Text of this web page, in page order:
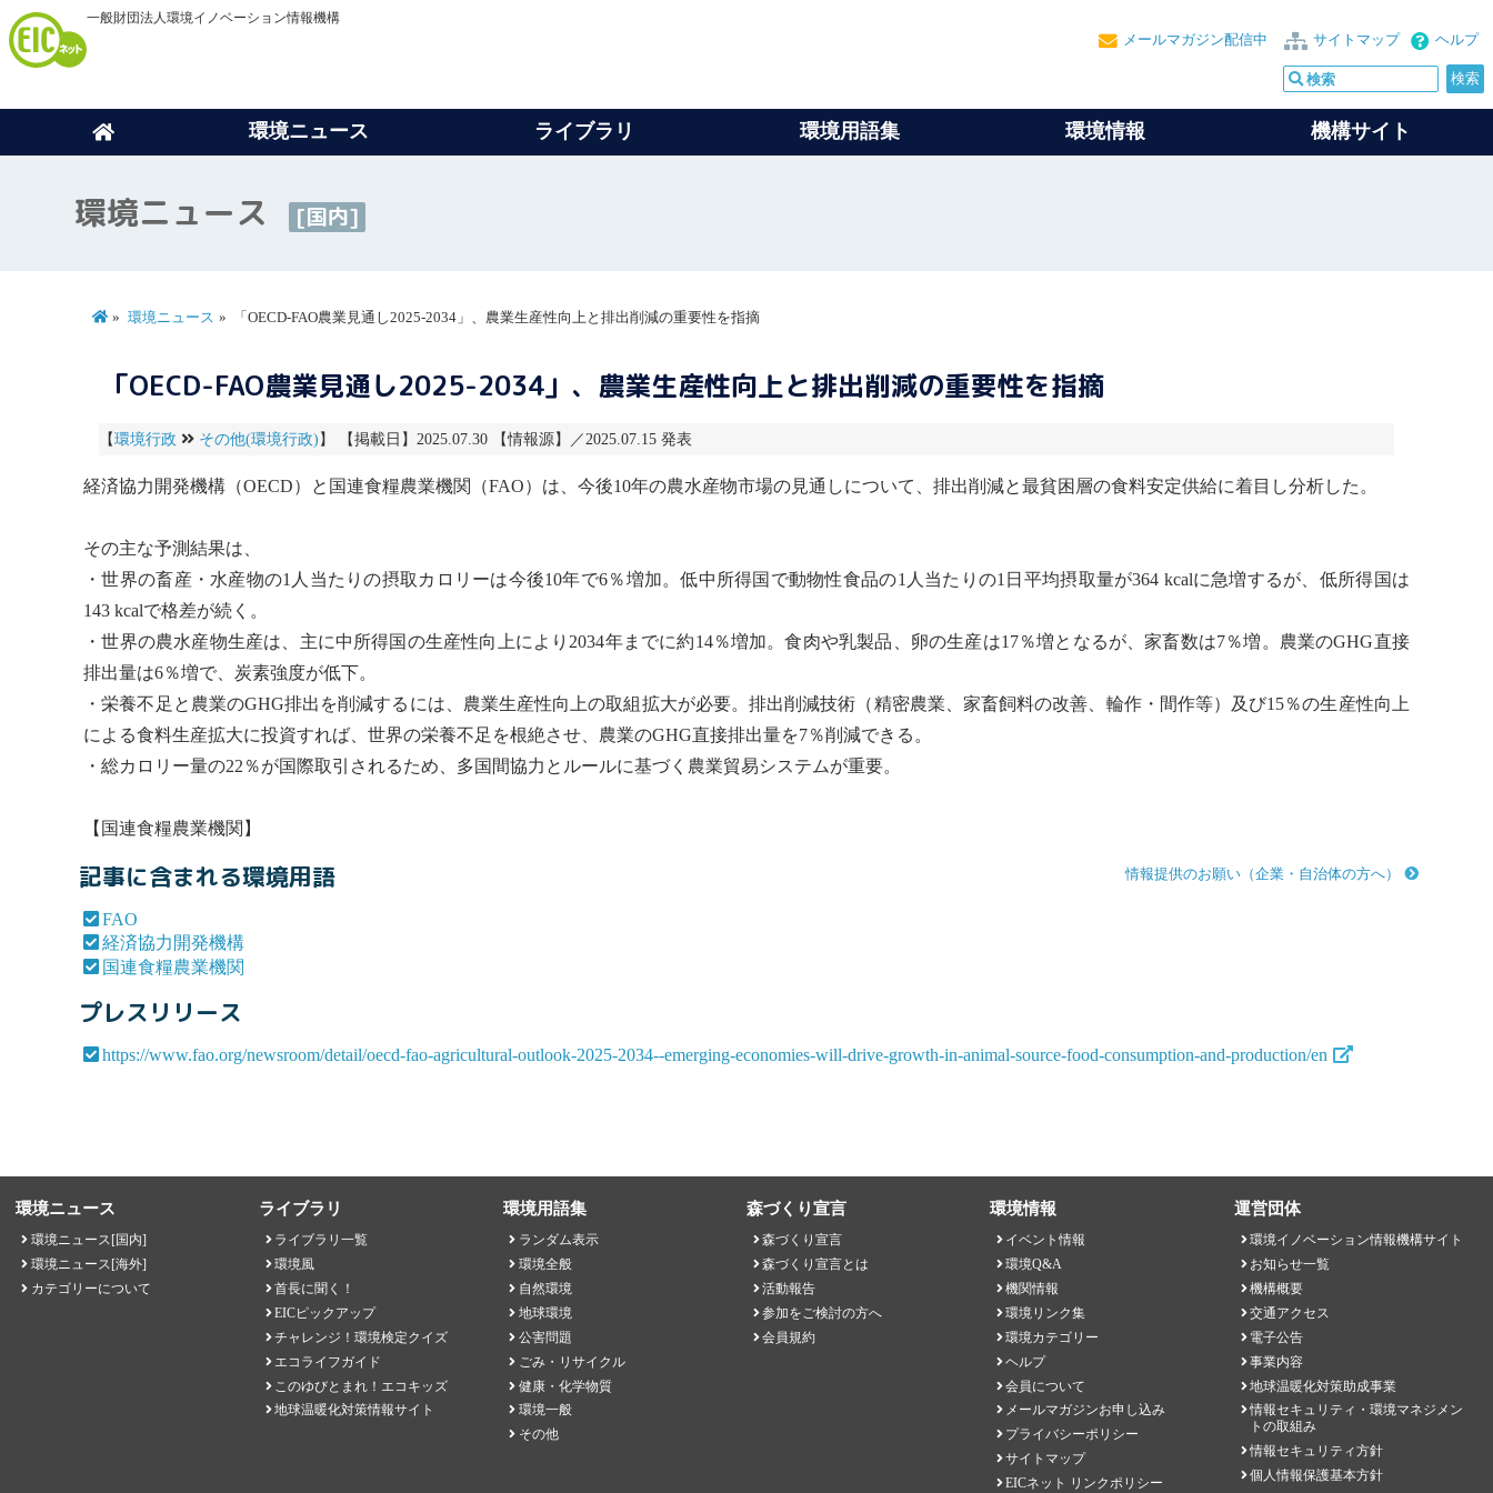
一般財団法人環境イノベーション情報機構
ヘルプ
サイトマップ
メールマガジン配信中
環境ニュース ライブラリ 環境用語集 環境情報 機構サイト
環境ニュース [国内]
環境ニュース 「OECD-FAO農業見通し2025-2034」、農業生産性向上と排出削減の重要性を指摘
「OECD-FAO農業見通し2025-2034」、農業生産性向上と排出削減の重要性を指摘
【環境行政 その他(環境行政) 】 【掲載日】2025.07.30 【情報源】／2025.07.15 発表
経済協力開発機構 （OECD）と 国連食糧農業機関 （FAO）は、今後10年の農水産物市場の見通しについて、排出削減と最貧困層の食料安定供給に着目し分析した。
その主な予測結果は、
・世界の畜産・水産物の1人当たりの摂取カロリーは今後10年で6％増加。低中所得国で動物性食品の1人当たりの1日平均摂取量が364 kcalに急増するが、低所得国は
143 kcalで格差が続く。
・世界の農水産物生産は、主に中所得国の生産性向上により2034年までに約14％増加。食肉や乳製品、卵の生産は17％増となるが、家畜数は7％増。農業のGHG直接
排出量は6％増で、炭素強度が低下。
・栄養不足と農業のGHG排出を削減するには、農業生産性向上の取組拡大が必要。排出削減技術（精密農業、家畜飼料の改善、輪作・間作等）及び15％の生産性向上
による食料生産拡大に投資すれば、世界の栄養不足を根絶させ、農業のGHG直接排出量を7％削減できる。
・総カロリー量の22％が国際取引されるため、多国間協力とルールに基づく農業貿易システムが重要。
【 国連食糧農業機関 】
情報提供のお願い（企業・自治体の方へ）
記事に含まれる環境用語
FAO
経済協力開発機構
国連食糧農業機関
プレスリリース
https://www.fao.org/newsroom/detail/oecd-fao-agricultural-outlook-2025-2034--emerging-economies-will-drive-growth-in-animal-source-food-consumption-and-production/en
環境ニュース
環境ニュース[国内]
環境ニュース[海外]
カテゴリーについて
ライブラリ
ライブラリ一覧
環境風
首長に聞く！
EICピックアップ
チャレンジ！環境検定クイズ
エコライフガイド
このゆびとまれ！エコキッズ
地球温暖化対策情報サイト
環境用語集
ランダム表示
環境全般
自然環境
地球環境
公害問題
ごみ・リサイクル
健康・化学物質
環境一般
その他
森づくり宣言
森づくり宣言
森づくり宣言とは
活動報告
参加をご検討の方へ
会員規約
環境情報
イベント情報
環境Q&A
機関情報
環境リンク集
環境カテゴリー
ヘルプ
会員について
メールマガジンお申し込み
プライバシーポリシー
サイトマップ
EICネット リンクポリシー
運営団体
環境イノベーション情報機構サイト
お知らせ一覧
機構概要
交通アクセス
電子公告
事業内容
地球温暖化対策助成事業
情報セキュリティ・環境マネジメン
トの取組み
情報セキュリティ方針
個人情報保護基本方針